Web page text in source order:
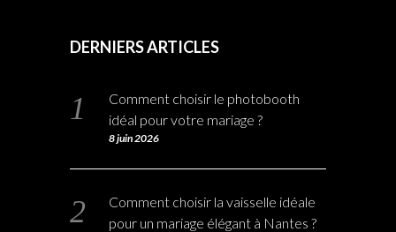
DERNIERS ARTICLES
Comment choisir le photobooth
idéal pour votre mariage ?
8 juin 2026
Comment choisir la vaisselle idéale
pour un mariage élégant à Nantes ?